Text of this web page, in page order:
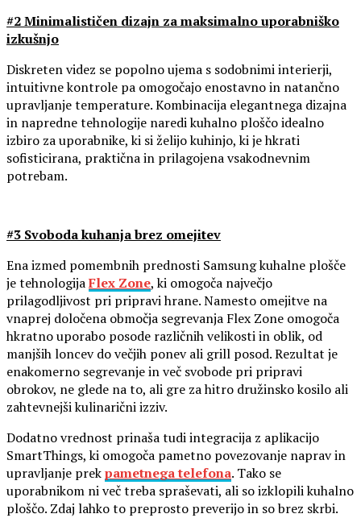
#2 Minimalističen dizajn za maksimalno uporabniško
izkušnjo
Diskreten videz se popolno ujema s sodobnimi interierji,
intuitivne kontrole pa omogočajo enostavno in natančno
upravljanje temperature. Kombinacija elegantnega dizajna
in napredne tehnologije naredi kuhalno ploščo idealno
izbiro za uporabnike, ki si želijo kuhinjo, ki je hkrati
sofisticirana, praktična in prilagojena vsakodnevnim
potrebam.
#3 Svoboda kuhanja brez omejitev
Ena izmed pomembnih prednosti Samsung kuhalne plošče
je tehnologijaFlex Zone, ki omogoča največjo
prilagodljivost pri pripravi hrane. Namesto omejitve na
vnaprej določena območja segrevanja Flex Zone omogoča
hkratno uporabo posode različnih velikosti in oblik, od
manjših loncev do večjih ponev ali grill posod. Rezultat je
enakomerno segrevanje in več svobode pri pripravi
obrokov, ne glede na to, ali gre za hitro družinsko kosilo ali
zahtevnejši kulinarični izziv.
Dodatno vrednost prinaša tudi integracija z aplikacijo
SmartThings, ki omogoča pametno povezovanje naprav in
upravljanje prekpametnega telefona. Tako se
uporabnikom ni več treba spraševati, ali so izklopili kuhalno
ploščo. Zdaj lahko to preprosto preverijo in so brez skrbi.